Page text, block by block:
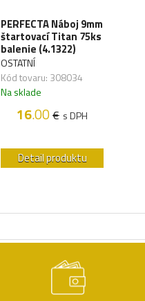
PERFECTA Náboj 9mm
štartovací Titan 75ks
balenie (4.1322)
OSTATNÍ
Kód tovaru: 308034
Na sklade
16.00€ s DPH
Detail produktu